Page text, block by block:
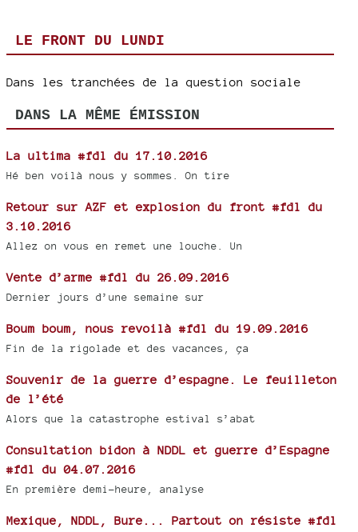
LE FRONT DU LUNDI
Dans les tranchées de la question sociale
DANS LA MÊME ÉMISSION
La ultima #fdl du 17.10.2016
Hé ben voilà nous y sommes. On tire
Retour sur AZF et explosion du front #fdl du
3.10.2016
Allez on vous en remet une louche. Un
Vente d’arme #fdl du 26.09.2016
Dernier jours d’une semaine sur
Boum boum, nous revoilà #fdl du 19.09.2016
Fin de la rigolade et des vacances, ça
Souvenir de la guerre d’espagne. Le feuilleton
de l’été
Alors que la catastrophe estival s’abat
Consultation bidon à NDDL et guerre d’Espagne
#fdl du 04.07.2016
En première demi-heure, analyse
Mexique, NDDL, Bure... Partout on résiste #fdl